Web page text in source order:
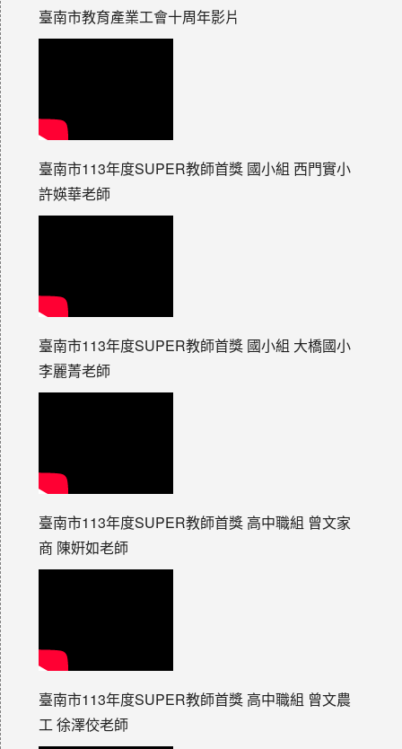
臺南市教育產業工會十周年影片
臺南市113年度SUPER教師首獎 國小組 西門實小
許媖華老師
臺南市113年度SUPER教師首獎 國小組 大橋國小
李麗菁老師
臺南市113年度SUPER教師首獎 高中職組 曾文家
商 陳姸如老師
臺南市113年度SUPER教師首獎 高中職組 曾文農
工 徐澤佼老師